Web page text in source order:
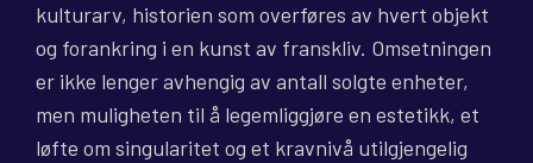
kulturarv, historien som overføres av hvert objekt
og forankring i en kunst av franskliv. Omsetningen
er ikke lenger avhengig av antall solgte enheter,
men muligheten til å legemliggjøre en estetikk, et
løfte om singularitet og et kravnivå utilgjengelig